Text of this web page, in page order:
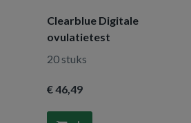
Clearblue Digitale
ovulatietest
20 stuks
€ 46,49